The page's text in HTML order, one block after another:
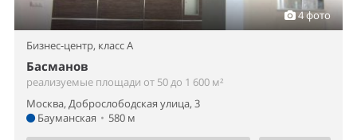
4 фото
Бизнес-центр, класс A
Басманов
реализуемые площади от 50 до 1 600 м²
Москва, Доброслободская улица, 3
Бауманская • 580 м